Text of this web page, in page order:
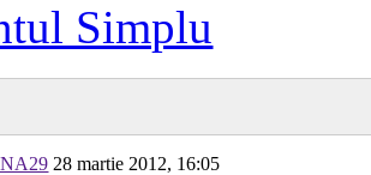
Simplu
28 martie 2012, 16:05